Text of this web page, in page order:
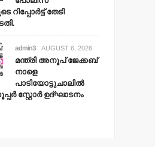
റിപ്പോര്‍ട്ട് തേടി
admin3 AUGUST 6, 2026
മന്ത്രി അനൂപ് ജേക്കബ്
നാളെ
പാടിയോട്ടുചാലില്‍
സ്റ്റോര്‍ ഉദ്ഘാടനം